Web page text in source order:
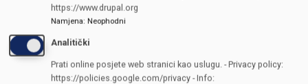
izradi Nacrta Zakona o legalizaciji bespravno izgrađenih
objekata u Kantonu S
21. SJEDNICA SKUPŠTINE KANTONA
SARAJEVO
https://www.drupal.org
Namjena: Neophodni
Analitički
Prati online posjete web stranici kao uslugu. - Privacy policy:
https://policies.google.com/privacy - Info: